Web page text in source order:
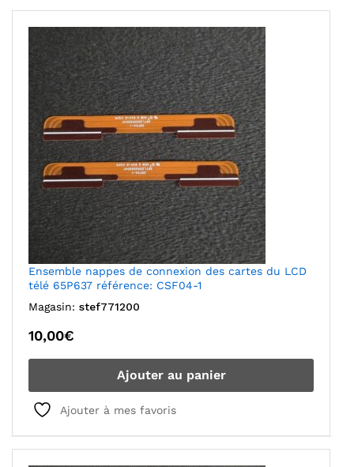
Ensemble nappes de connexion des cartes du LCD
télé 65P637 référence: CSF04-1
Magasin: stef771200
10,00€
Ajouter au panier
Ajouter à mes favoris